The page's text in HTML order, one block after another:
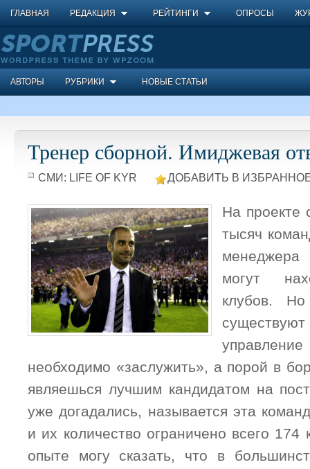
ГЛАВНАЯ РЕДАКЦИЯ РЕЙТИНГИ ОПРОСЫ
АВТОРЫ РУБРИКИ НОВЫЕ СТАТЬИ
Тренер сборной. Имиджевая
СМИ: LIFE OF KYR ДОБАВИТЬ В
На проекте
тысяч
могут
клубов.
необходимо «заслужить», а порой в
являешься лучшим кандидатом на
уже догадались, называется эта
и их количество ограничено всего
опыте могу сказать, что в